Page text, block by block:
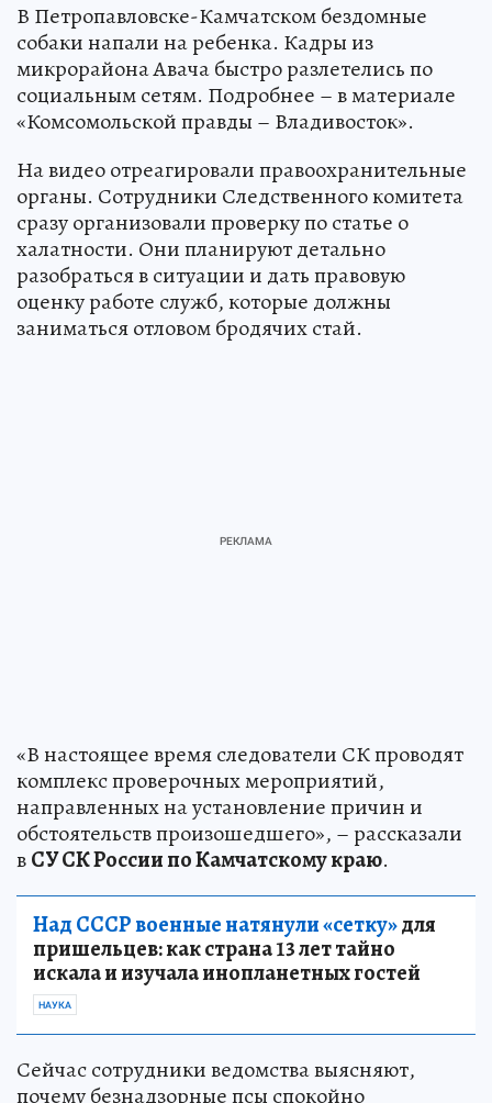
В Петропавловске-Камчатском бездомные
собаки напали на ребенка. Кадры из
микрорайона Авача быстро разлетелись по
социальным сетям. Подробнее – в материале
«Комсомольской правды – Владивосток».
На видео отреагировали правоохранительные
органы. Сотрудники Следственного комитета
сразу организовали проверку по статье о
халатности. Они планируют детально
разобраться в ситуации и дать правовую
оценку работе служб, которые должны
заниматься отловом бродячих стай.
«В настоящее время следователи СК проводят
комплекс проверочных мероприятий,
направленных на установление причин и
обстоятельств произошедшего», – рассказали
вСУ СК России по Камчатскому краю.
Над СССР военные натянули «сетку»для
пришельцев: как страна 13 лет тайно
искала и изучала инопланетных гостей
НАУКА
Сейчас сотрудники ведомства выясняют,
почему безнадзорные псы спокойно